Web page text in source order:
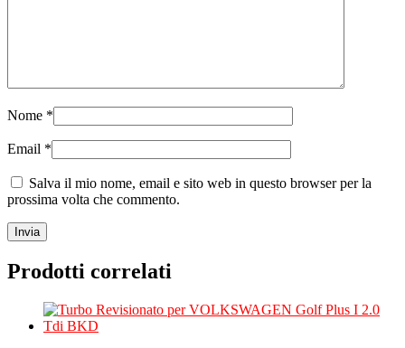
Nome *
Email *
Salva il mio nome, email e sito web in questo browser per la
prossima volta che commento.
Prodotti correlati